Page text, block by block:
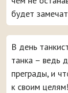
будет
В день
танка – ведь
преграды, и
к своим